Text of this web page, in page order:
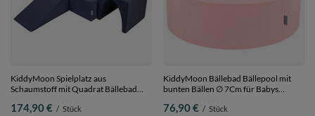
KiddyMoon Spielplatz aus
Schaumstoff mit Quadrat Bällebad
dunkelblau:babyblue/blau/perle,
174,90 € / Stück
KiddyMoon Bällebad Bällepool mit
bunten Bällen ∅ 7Cm für Babys
pink:weiß/schwarz/silbern/dunkelpink,
76,90 € / Stück